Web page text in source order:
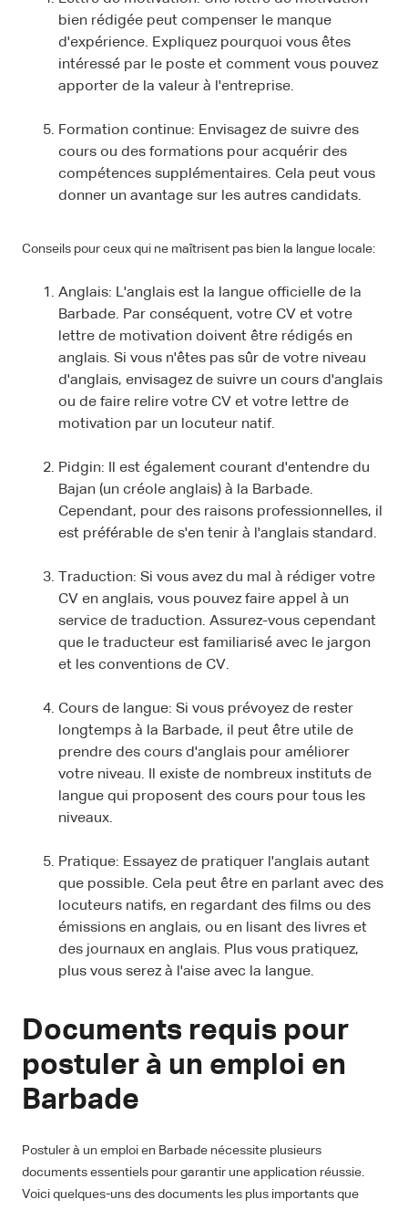
bien rédigée peut compenser le manque
d'expérience. Expliquez pourquoi vous êtes
intéressé par le poste et comment vous pouvez
apporter de la valeur à l'entreprise.
Formation continue: Envisagez de suivre des
cours ou des formations pour acquérir des
compétences supplémentaires. Cela peut vous
donner un avantage sur les autres candidats.
Conseils pour ceux qui ne maîtrisent pas bien la langue locale:
Anglais: L'anglais est la langue officielle de la
Barbade. Par conséquent, votre CV et votre
lettre de motivation doivent être rédigés en
anglais. Si vous n'êtes pas sûr de votre niveau
d'anglais, envisagez de suivre un cours d'anglais
ou de faire relire votre CV et votre lettre de
motivation par un locuteur natif.
Pidgin: Il est également courant d'entendre du
Bajan (un créole anglais) à la Barbade.
Cependant, pour des raisons professionnelles, il
est préférable de s'en tenir à l'anglais standard.
Traduction: Si vous avez du mal à rédiger votre
CV en anglais, vous pouvez faire appel à un
service de traduction. Assurez-vous cependant
que le traducteur est familiarisé avec le jargon
et les conventions de CV.
Cours de langue: Si vous prévoyez de rester
longtemps à la Barbade, il peut être utile de
prendre des cours d'anglais pour améliorer
votre niveau. Il existe de nombreux instituts de
langue qui proposent des cours pour tous les
niveaux.
Pratique: Essayez de pratiquer l'anglais autant
que possible. Cela peut être en parlant avec des
locuteurs natifs, en regardant des films ou des
émissions en anglais, ou en lisant des livres et
des journaux en anglais. Plus vous pratiquez,
plus vous serez à l'aise avec la langue.
Documents requis pour
postuler à un emploi en
Barbade
Postuler à un emploi en Barbade nécessite plusieurs
documents essentiels pour garantir une application réussie.
Voici quelques-uns des documents les plus importants que